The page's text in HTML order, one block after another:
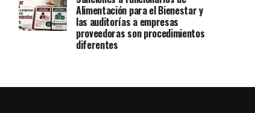
Alimentación para el Bienestar y
las auditorías a empresas
proveedoras son procedimientos
diferentes